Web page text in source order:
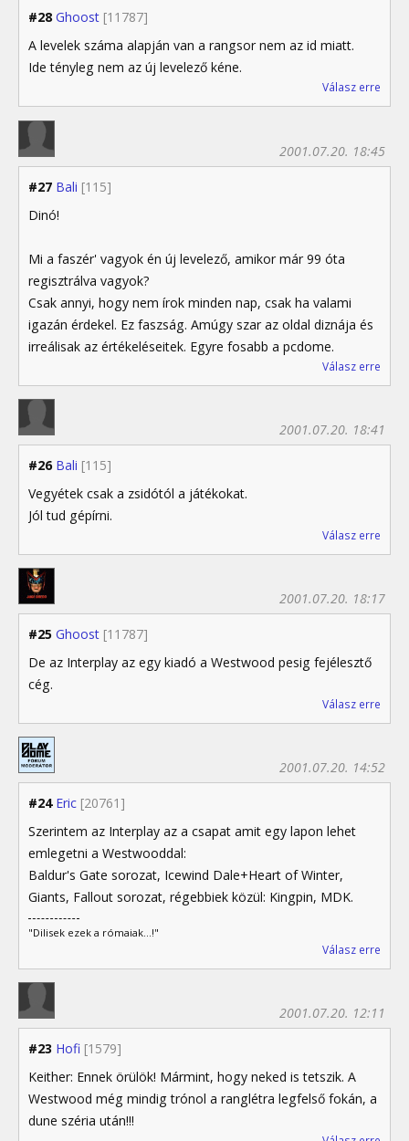
#28 Ghoost [11787]
A levelek száma alapján van a rangsor nem az id miatt.
Ide tényleg nem az új levelező kéne.
Válasz erre
#27 Bali [115]
2001.07.20. 18:45
Dinó!
Mi a faszér' vagyok én új levelező, amikor már 99 óta
regisztrálva vagyok?
Csak annyi, hogy nem írok minden nap, csak ha valami
igazán érdekel. Ez faszság. Amúgy szar az oldal diznája és
irreálisak az értékeléseitek. Egyre fosabb a pcdome.
Válasz erre
#26 Bali [115]
2001.07.20. 18:41
Vegyétek csak a zsidótól a játékokat.
Jól tud gépírni.
Válasz erre
#25 Ghoost [11787]
2001.07.20. 18:17
De az Interplay az egy kiadó a Westwood pesig fejélesztő
cég.
Válasz erre
#24 Eric [20761]
2001.07.20. 14:52
Szerintem az Interplay az a csapat amit egy lapon lehet
emlegetni a Westwooddal:
Baldur's Gate sorozat, Icewind Dale+Heart of Winter,
Giants, Fallout sorozat, régebbiek közül: Kingpin, MDK.
"Dilisek ezek a rómaiak...!"
Válasz erre
#23 Hofi [1579]
2001.07.20. 12:11
Keither: Ennek örülök! Mármint, hogy neked is tetszik. A
Westwood még mindig trónol a ranglétra legfelső fokán, a
dune széria után!!!